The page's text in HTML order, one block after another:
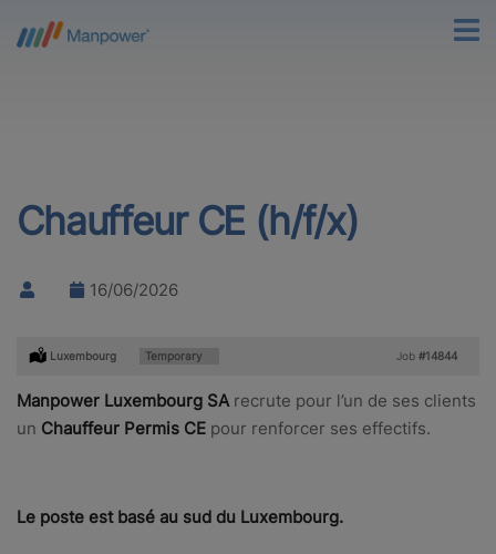
Chauffeur CE (h/f/x)
16/06/2026
Location:
Luxembourg Type:
Temporary Job #14844
Manpower Luxembourg SA recrute pour l’un de ses clients
un Chauffeur Permis CE pour renforcer ses effectifs.
Le poste est basé au sud du Luxembourg.